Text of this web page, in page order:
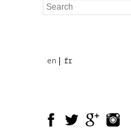
Search
en fr